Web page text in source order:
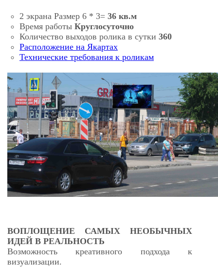
2 экрана Размер 6 * 3= 36 кв.м
Время работы Круглосуточно
Количество выходов ролика в сутки 360
Расположение на Якартах
Технические требования к роликам
ВОПЛОЩЕНИЕ САМЫХ НЕОБЫЧНЫХ
ИДЕЙ В РЕАЛЬНОСТЬ
Возможность креативного подхода к
визуализации.